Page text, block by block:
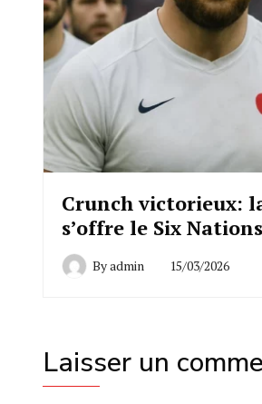
Crunch victorieux:
s’offre le Six
Byadmin 15/03/2026
Laisser un